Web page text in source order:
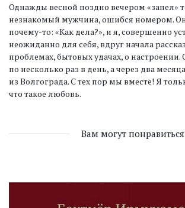
Однажды весной поздно вечером «запел»
незнакомый мужчина, ошибся номером.
почему-то: «Как дела?», и я, совершенно
неожиданно для себя, вдруг начала
проблемах, бытовых удачах, о настроении.
по несколько раз в день, а через два
из Волгограда. С тех пор мы вместе! Я
что такое любовь.
Вам могут понравиться